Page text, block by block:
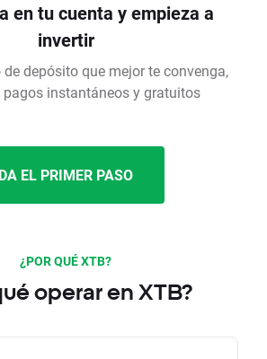
en tu cuenta y empieza a
invertir
depósito que mejor te convenga,
instantáneos y gratuitos
DA EL PRIMER PASO
¿POR QUÉ XTB?
operar en XTB?